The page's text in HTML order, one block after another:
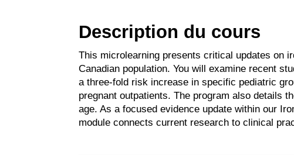
Description du cours
This microlearning presents critical updates on
Canadian population. You will examine recent
a three-fold risk increase in specific pediatric
pregnant outpatients. The program also details
age. As a focused evidence update within our
module connects current research to clinical